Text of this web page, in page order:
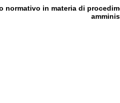
normativo in materia di